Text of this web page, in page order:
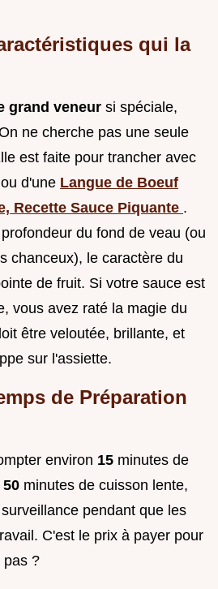
qui la
grand veneur si spéciale,
ne cherche pas une seule
est faite pour trancher avec
d'une Langue de Boeuf
Recette Sauce Piquante .
du fond de veau (ou
chanceux), le caractère du
de fruit. Si votre sauce est
vous avez raté la magie du
être veloutée, brillante, et
sur l'assiette.
de Préparation
environ 15 minutes de
50 minutes de cuisson lente,
pendant que les
C'est le prix à payer pour
pas ?